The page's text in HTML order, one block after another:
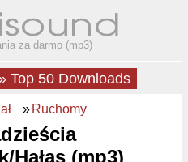
za darmo (mp3)
» Top 50 Downloads
» Ruchomy
(mp3)